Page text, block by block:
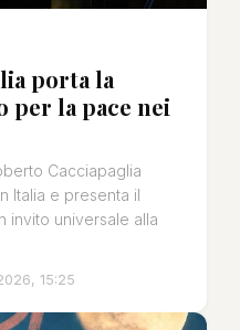
porta la
per la pace nei
Cacciapaglia
Italia e presenta il
invito universale alla
15:25